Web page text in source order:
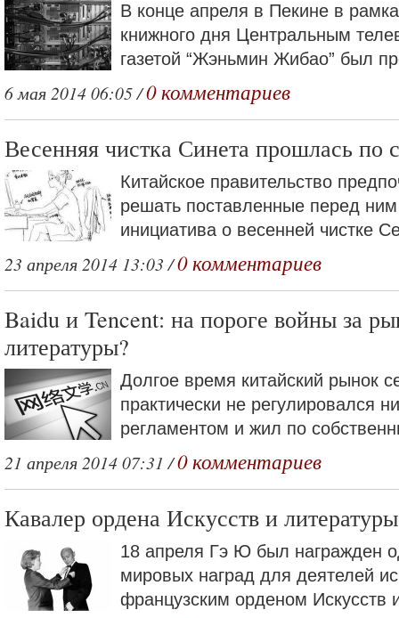
В конце апреля в Пекине в
книжного дня Центральным
газетой “Жэньмин Жибао” был
6 мая 2014 06:05 /0 комментариев
Весенняя чистка Синета прошлась по
Китайское правительство
решать поставленные перед
инициатива о весенней чистке
23 апреля 2014 13:03 /0 комментариев
Baidu и Tencent: на пороге войны за
литературы?
Долгое время китайский рынок
практически не регулировался
регламентом и жил по
21 апреля 2014 07:31 /0 комментариев
Кавалер ордена Искусств и
18 апреля Гэ Ю был награжден
мировых наград для деятелей
французским орденом Искусств